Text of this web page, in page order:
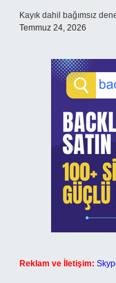
Kayık dahil bağımsız
Temmuz 24, 2026
Reklam ve İletişim: